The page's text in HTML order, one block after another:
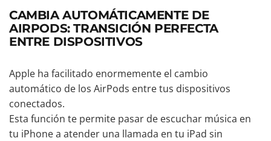
CAMBIA AUTOMÁTICAMENTE DE
AIRPODS: TRANSICIÓN PERFECTA
ENTRE DISPOSITIVOS
Apple ha facilitado enormemente el cambio
automático de los AirPods entre tus dispositivos
conectados.
Esta función te permite pasar de escuchar música en
tu iPhone a atender una llamada en tu iPad sin